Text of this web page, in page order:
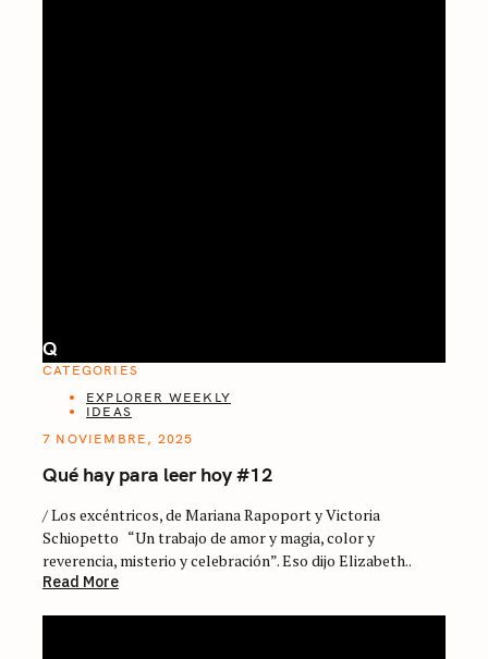
Q
CATEGORIES
EXPLORER WEEKLY
IDEAS
7 NOVIEMBRE, 2025
Qué hay para leer hoy #12
/ Los excéntricos, de Mariana Rapoport y Victoria
Schiopetto “Un trabajo de amor y magia, color y
reverencia, misterio y celebración”. Eso dijo Elizabeth..
Read More